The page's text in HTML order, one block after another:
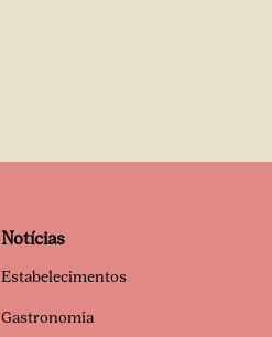
Notícias
Estabelecimentos
Gastronomia